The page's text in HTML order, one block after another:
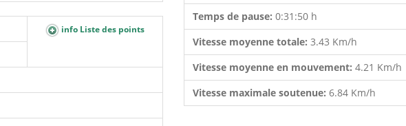
info Liste des points
Temps de pause: 0:31:50 h
Vitesse moyenne totale: 3.43 Km/h
Vitesse moyenne en mouvement: 4.21 Km/h
Vitesse maximale soutenue: 6.84 Km/h